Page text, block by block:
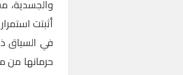
والجسدية،
أثبتت
في السياق
حرمانها من